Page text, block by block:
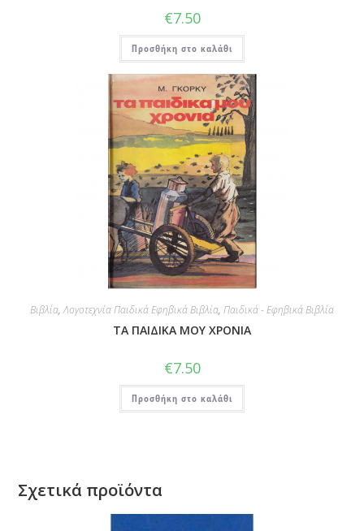
€7.50
Προσθήκη στο καλάθι
Βιβλία,Λογοτεχνία Παιδικά Εφηβικά Βιβλία, Παιδικά - Εφηβικά Βιβλία
ΤΑ ΠΑΙΔΙΚΑ ΜΟΥ ΧΡΟΝΙΑ
€7.50
Προσθήκη στο καλάθι
Σχετικά προϊόντα